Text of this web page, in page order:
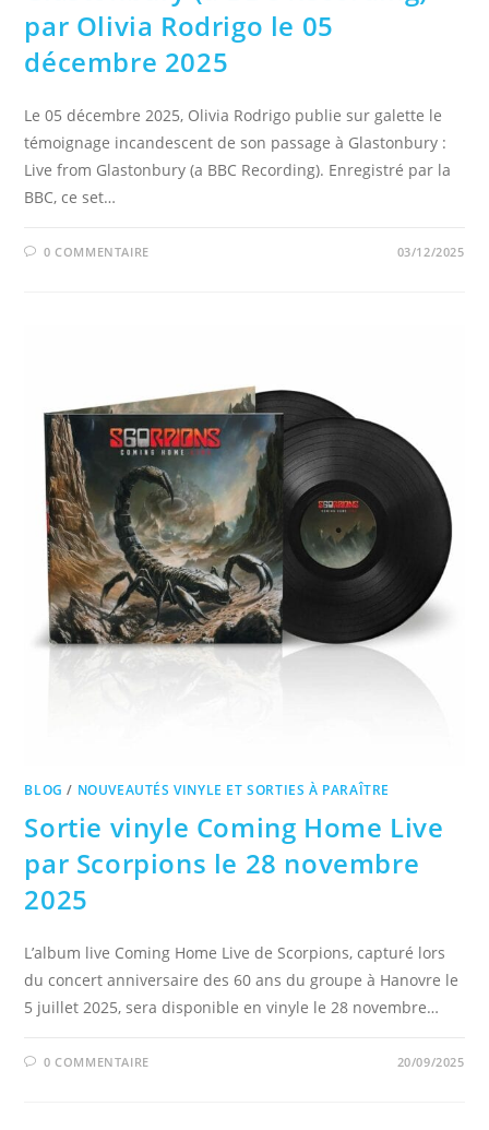
par Olivia Rodrigo le 05
décembre 2025
Le 05 décembre 2025, Olivia Rodrigo publie sur galette le
témoignage incandescent de son passage à Glastonbury :
Live from Glastonbury (a BBC Recording). Enregistré par la
BBC, ce set…
0 COMMENTAIRE 03/12/2025
BLOG / NOUVEAUTÉS VINYLE ET SORTIES À PARAÎTRE
Sortie vinyle Coming Home Live
par Scorpions le 28 novembre
2025
L’album live Coming Home Live de Scorpions, capturé lors
du concert anniversaire des 60 ans du groupe à Hanovre le
5 juillet 2025, sera disponible en vinyle le 28 novembre…
0 COMMENTAIRE 20/09/2025